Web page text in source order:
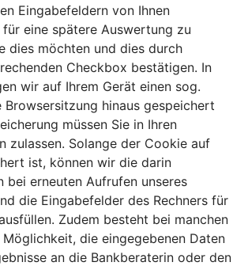
Eingabefeldern von Ihnen
eine spätere Auswertung zu
dies möchten und dies durch
Checkbox bestätigen. In
wir auf Ihrem Gerät einen sog.
hinaus gespeichert
müssen Sie in Ihren
zulassen. Solange der Cookie auf
ist, können wir die darin
bei erneuten Aufrufen unseres
die Eingabefelder des Rechners für
Zudem besteht bei manchen
die eingegebenen Daten
an die Bankberaterin oder den